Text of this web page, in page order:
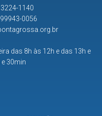
1140
0056
das 8h às 12h e das 13h e
30min